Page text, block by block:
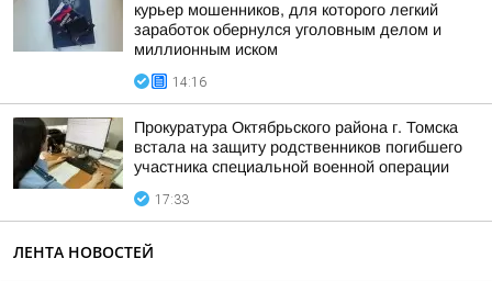
курьер мошенников, для которого легкий
заработок обернулся уголовным делом и
миллионным иском
14:16
Прокуратура Октябрьского района г. Томска
встала на защиту родственников погибшего
участника специальной военной операции
17:33
ЛЕНТА НОВОСТЕЙ